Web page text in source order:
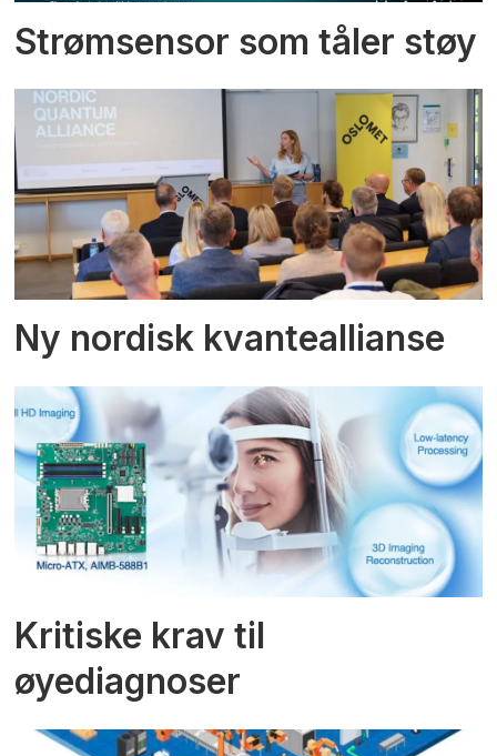
Strømsensor som tåler støy
Ny nordisk kvanteallianse
Kritiske krav til
øyediagnoser